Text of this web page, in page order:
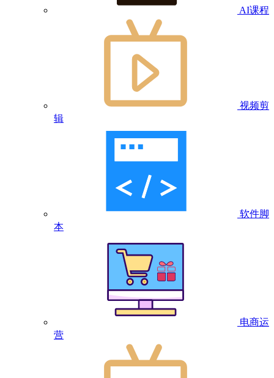
AI课程
视频剪
辑
软件脚
本
电商运
营